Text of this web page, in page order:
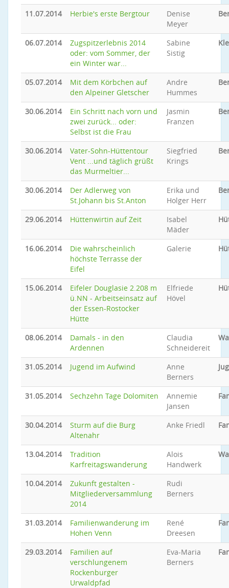
11.07.2014 Herbie's erste Bergtour
Denise
Meyer
06.07.2014
Zugspitzerlebnis 2014
oder: vom Sommer, der
ein Winter war...
Sabine
Sistig
05.07.2014
Mit dem Körbchen auf
den Alpeiner Gletscher
Andre
Hummes
30.06.2014
Ein Schritt nach vorn und
zwei zurück... oder:
Selbst ist die Frau
Jasmin
Franzen
30.06.2014
Vater-Sohn-Hüttentour
Vent ...und täglich grüßt
das Murmeltier...
Siegfried
Krings
30.06.2014
Der Adlerweg von
St.Johann bis St.Anton
Erika und
Holger Herr
29.06.2014 Hüttenwirtin auf Zeit
Isabel
Mäder
16.06.2014
Die wahrscheinlich
höchste Terrasse der
Eifel
Galerie
15.06.2014
Eifeler Douglasie 2.208 m
ü.NN - Arbeitseinsatz auf
der Essen-Rostocker
Hütte
Elfriede
Hövel
08.06.2014
Damals - in den
Ardennen
Claudia
Schneidereit
31.05.2014 Jugend im Aufwind
Anne
Berners
31.05.2014 Sechzehn Tage Dolomiten
Annemie
Jansen
30.04.2014
Sturm auf die Burg
Altenahr
Anke Friedl
13.04.2014
Tradition
Karfreitagswanderung
Alois
Handwerk
10.04.2014
Zukunft gestalten -
Mitgliederversammlung
2014
Rudi
Berners
31.03.2014
Familienwanderung im
Hohen Venn
René
Dreesen
29.03.2014
Familien auf
verschlungenem
Rockenburger
Urwaldpfad
Eva-Maria
Berners